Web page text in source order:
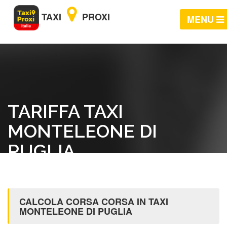
TAXI PROXI MENU
TARIFFA TAXI
MONTELEONE DI
PUGLIA
CALCOLA CORSA CORSA IN TAXI
MONTELEONE DI PUGLIA